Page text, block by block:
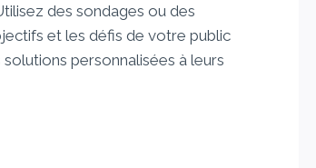
des sondages ou des
et les défis de votre public
personnalisées à leurs